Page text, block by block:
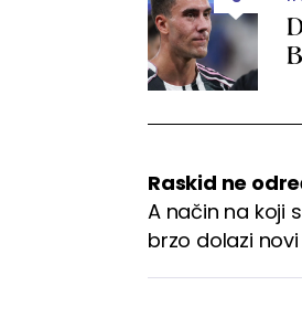
Raskid ne
A način na koji
brzo dolazi